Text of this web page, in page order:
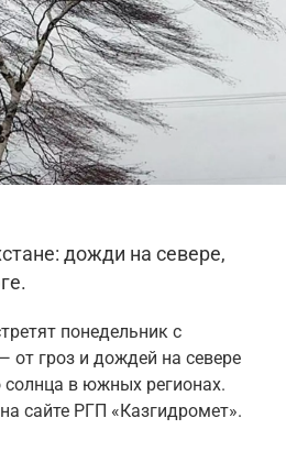
дожди на севере,
понедельник с
от гроз и дождей на севере
солнца в южных регионах.
сайте РГП «Казгидромет».